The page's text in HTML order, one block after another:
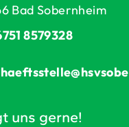
Bad Sobernheim
8579328
uns gerne!